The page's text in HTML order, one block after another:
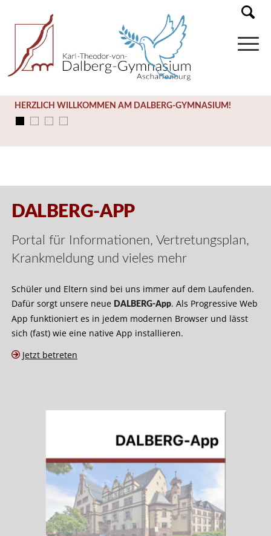
HERZLICH WILLKOMMEN AM DALBERG-GYMNASIUM!
DALBERG-APP
Portal für Informationen, Vertretungsplan,
Krankmeldung und vieles mehr
Schüler und Eltern sind bei uns immer auf dem Laufenden.
Dafür sorgt unsere neue DALBERG-App. Als Progressive Web
App funktioniert es in jedem modernen Browser und lässt
sich (fast) wie eine native App installieren.
Jetzt betreten